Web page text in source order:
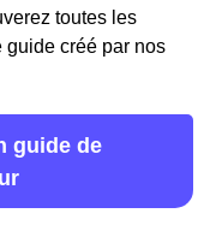
toutes les
guide créé par nos
guide de